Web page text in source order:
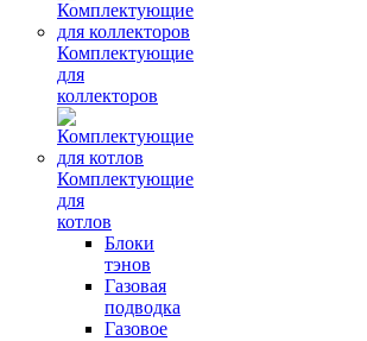
Комплектующие
для
коллекторов
Комплектующие
для
котлов
Блоки
тэнов
Газовая
подводка
Газовое